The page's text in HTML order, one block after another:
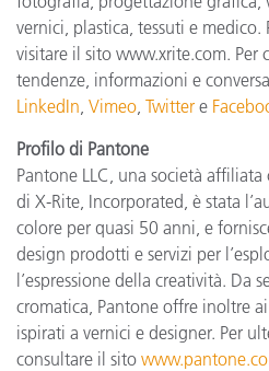
vernici, plastica, tessuti e
visitare il sito www.xrite.com. Per
tendenze, informazioni e
LinkedIn Vimeo Twitter e
Profilo di Pantone
Pantone LLC, una società
di X-Rite, Incorporated, è stata
colore per quasi 50 anni, e
design prodotti e servizi per
l’espressione della creatività. Da
cromatica, Pantone offre inoltre
ispirati a vernici e designer. Per
consultare il sito